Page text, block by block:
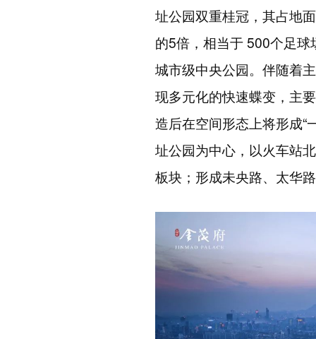
址公园双重桂冠，其占地面
的5倍，相当于500个足球
城市级中央公园。伴随着
现多元化的快速蝶变，主
造后在空间形态上将形成“
址公园为中心，以火车站
板块；形成未央路、太华